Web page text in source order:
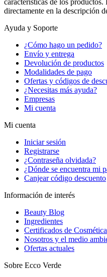
directamente en la descripción
Ayuda y Soporte
¿Cómo hago un pedido?
Envío y entrega
Devolución de productos
Modalidades de pago
Ofertas y códigos de
¿Necesitas más ayuda?
Empresas
Mi cuenta
Mi cuenta
Iniciar sesión
Registrarse
¿Contraseña olvidada?
¿Dónde se encuentra mi
Canjear código descuento
Información de interés
Beauty Blog
Ingredientes
Certificados de
Nosotros y el medio
Ofertas actuales
Sobre Ecco Verde